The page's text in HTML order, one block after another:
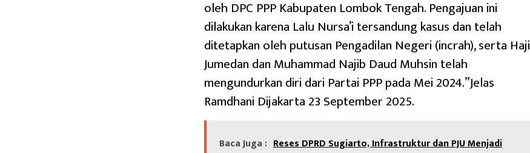
oleh DPC PPP Kabupaten Lombok Tengah. Pengajuan ini
dilakukan karena Lalu Nursa’i tersandung kasus dan telah
ditetapkan oleh putusan Pengadilan Negeri (incrah), serta Haji
Jumedan dan Muhammad Najib Daud Muhsin telah
mengundurkan diri dari Partai PPP pada Mei 2024.”Jelas
Ramdhani Dijakarta 23 September 2025.
Baca Juga : Reses DPRD Sugiarto, Infrastruktur dan PJU Menjadi